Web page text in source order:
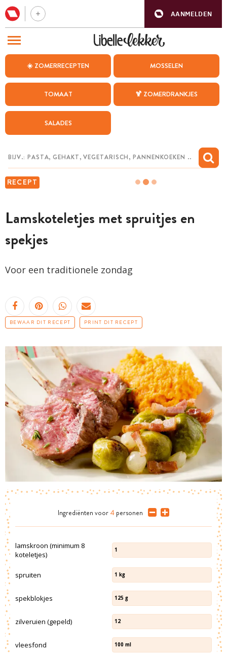
AANMELDEN
☀️ ZOMERRECEPTEN MOSSELEN
TOMAAT 🍹 ZOMERDRANKJES
SALADES
RECEPT
Lamskoteletjes met spruitjes en
spekjes
Voor een traditionele zondag
BEWAAR DIT RECEPT PRINT DIT RECEPT
Ingrediënten voor 4 personen
lamskroon (minimum 8
koteletjes)
1
spruiten 1 kg
spekblokjes 125 g
zilveruien (gepeld) 12
vleesfond 100 ml
BEZOEK ONZE ANDERE WEBSITES
WEEKMENU
CHAT MET MAIA
MIJN BEWAARDE RECEPTEN